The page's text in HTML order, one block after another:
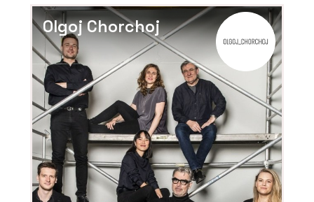
SLUŽBY
Akademie - ARCHITECT@WORK
Olgoj Chorchoj